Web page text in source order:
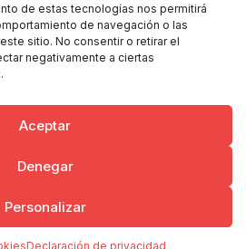
de estas tecnologías nos permitirá
de navegación o las
sitio. No consentir o retirar el
negativamente a ciertas
Aceptar
Denegar
Personalizar
Declaración de privacidad
de Argamasilla de Calatrava
Legal
Registro de la actividad